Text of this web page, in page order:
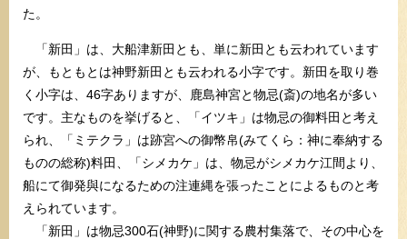
た。
「新田」は、大船津新田とも、単に新田とも云われています
が、もともとは神野新田とも云われる小字です。新田を取り巻
く小字は、46字ありますが、鹿島神宮と物忌(斎)の地名が多い
です。主なものを挙げると、「イツキ」は物忌の御料田と考え
られ、「ミテクラ」は跡宮への御幣帛(みてくら：神に奉納する
ものの総称)料田、「シメカケ」は、物忌がシメカケ江間より、
船にて御発與になるための注連縄を張ったことによるものと考
えられています。
「新田」は物忌300石(神野)に関する農村集落で、その中心を